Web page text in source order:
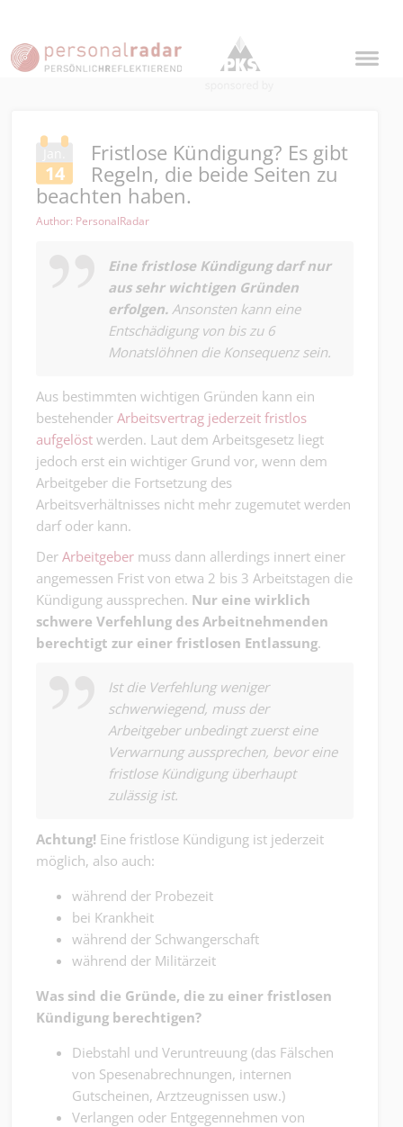
Jan.
14
Fristlose Kündigung? Es gibt
Regeln, die beide Seiten zu
beachten haben.
Author: PersonalRadar
Eine fristlose Kündigung darf nur
aus sehr wichtigen Gründen
erfolgen. Ansonsten kann eine
Entschädigung von bis zu 6
Monatslöhnen die Konsequenz sein.
Aus bestimmten wichtigen Gründen kann ein
bestehender Arbeitsvertrag jederzeit fristlos
aufgelöst werden. Laut dem Arbeitsgesetz liegt
jedoch erst ein wichtiger Grund vor, wenn dem
Arbeitgeber die Fortsetzung des
Arbeitsverhältnisses nicht mehr zugemutet werden
darf oder kann.
Der Arbeitgeber muss dann allerdings innert einer
angemessen Frist von etwa 2 bis 3 Arbeitstagen die
Kündigung aussprechen. Nur eine wirklich
schwere Verfehlung des Arbeitnehmenden
berechtigt zur einer fristlosen Entlassung.
Ist die Verfehlung weniger
schwerwiegend, muss der
Arbeitgeber unbedingt zuerst eine
Verwarnung aussprechen, bevor eine
fristlose Kündigung überhaupt
zulässig ist.
Achtung! Eine fristlose Kündigung ist jederzeit
möglich, also auch:
während der Probezeit
bei Krankheit
während der Schwangerschaft
während der Militärzeit
Was sind die Gründe, die zu einer fristlosen
Kündigung berechtigen?
Diebstahl und Veruntreuung (das Fälschen
von Spesenabrechnungen, internen
Gutscheinen, Arztzeugnissen usw.)
Verlangen oder Entgegennehmen von